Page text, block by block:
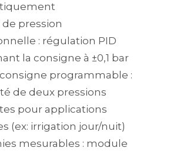
pression
: régulation PID
la consigne à ±0,1 bar
programmable :
de deux pressions
pour applications
(ex: irrigation jour/nuit)
mesurables : module